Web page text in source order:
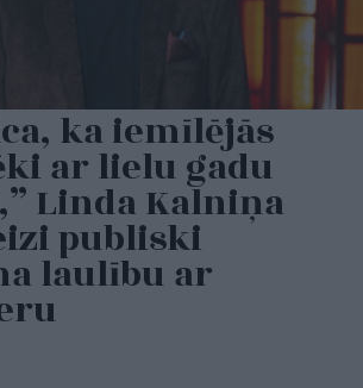
ka iemīlējās
ar lielu gadu
Linda Kalniņa
publiski
laulību ar